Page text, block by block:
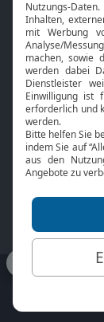
Bibel TV
Über uns
Jobs